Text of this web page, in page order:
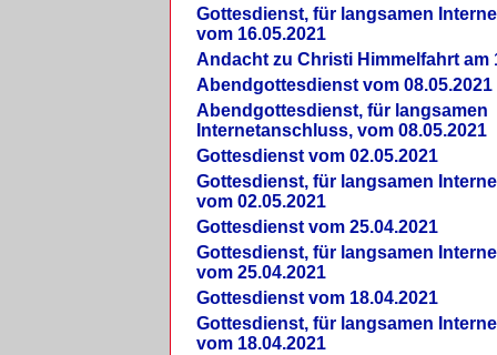
Gottesdienst, für langsamen
vom 16.05.2021
Andacht zu Christi Himmelfahrt am
Abendgottesdienst vom 08.05.2021
Abendgottesdienst, für langsamen
Internetanschluss, vom 08.05.2021
Gottesdienst vom 02.05.2021
Gottesdienst, für langsamen
vom 02.05.2021
Gottesdienst vom 25.04.2021
Gottesdienst, für langsamen
vom 25.04.2021
Gottesdienst vom 18.04.2021
Gottesdienst, für langsamen
vom 18.04.2021